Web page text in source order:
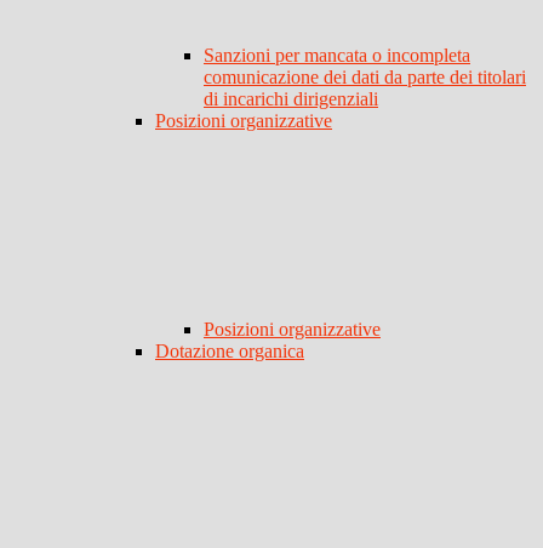
Sanzioni per mancata o incompleta
comunicazione dei dati da parte dei titolari
di incarichi dirigenziali
Posizioni organizzative
Posizioni organizzative
Dotazione organica